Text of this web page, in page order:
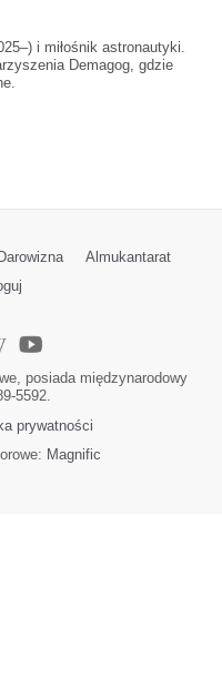
i miłośnik astronautyki.
Demagog, gdzie
Darowizna
Almukantarat
posiada międzynarodowy
5592.
prywatności
Magnific